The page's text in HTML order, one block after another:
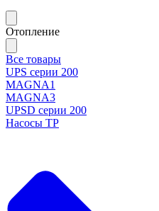
Отопление
Все товары
UPS серии 200
MAGNA1
MAGNA3
UPSD серии 200
Насосы TP